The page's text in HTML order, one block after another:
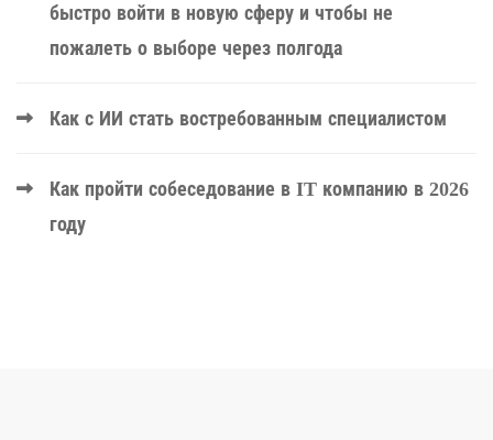
быстро войти в новую сферу и чтобы не
пожалеть о выборе через полгода
Как с ИИ стать востребованным специалистом
Как пройти собеседование в IT компанию в 2026
году